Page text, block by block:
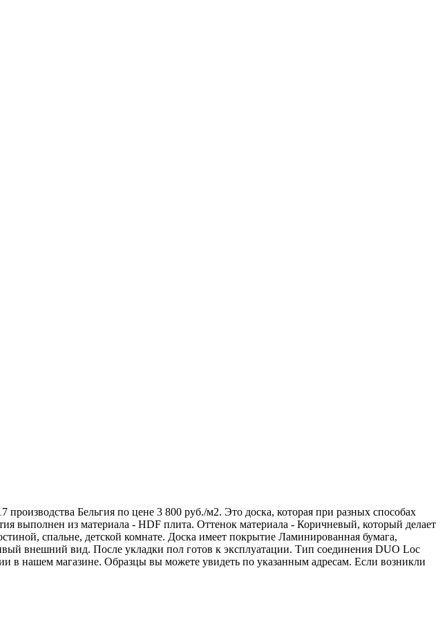
Бельгия по цене 3 800 руб./м2. Это доска, которая при разных способах
выполнен из материала - HDF плита. Оттенок материала - Коричневый, который делает
спальне, детской комнате. Доска имеет покрытие Ламинированная бумага,
внешний вид. После укладки пол готов к эксплуатации. Тип соединения DUO Loc
в нашем магазине. Образцы вы можете увидеть по указанным адресам. Если возникли